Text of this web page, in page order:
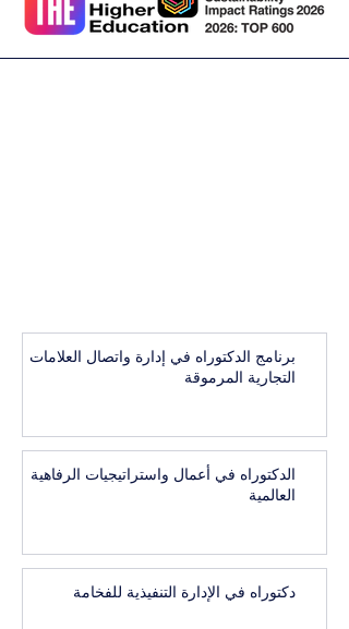
برنامج الدكتوراه في إدارة واتصال العلامات
التجارية المرموقة
الدكتوراه في أعمال واستراتيجيات الرفاهية
العالمية
دكتوراه في الإدارة التنفيذية للفخامة